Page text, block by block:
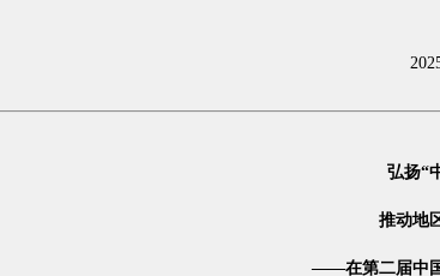
弘扬“
推动地
——在第二届中